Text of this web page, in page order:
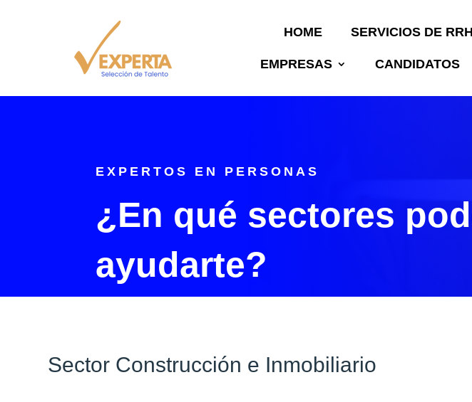
HOME SERVICIOS DE
EMPRESAS CANDIDATOS
EXPERTOS EN PERSONAS
¿En qué sectores
ayudarte?
Sector Construcción e Inmobiliario